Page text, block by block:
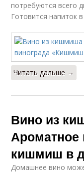
потребуются всего
Готовится напиток
Читать дальше →
Вино из
Ароматное
кишмиш в
Домашнее вино